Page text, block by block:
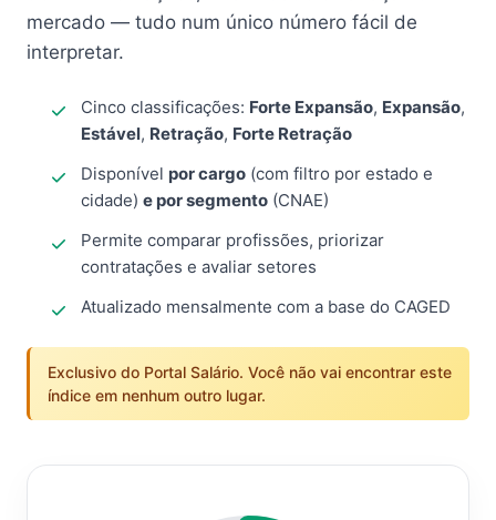
mercado — tudo num único número fácil de
interpretar.
Cinco classificações: Forte Expansão, Expansão,
Estável, Retração, Forte Retração
Disponível por cargo (com filtro por estado e
cidade) e por segmento (CNAE)
Permite comparar profissões, priorizar
contratações e avaliar setores
Atualizado mensalmente com a base do CAGED
Exclusivo do Portal Salário. Você não vai encontrar este
índice em nenhum outro lugar.